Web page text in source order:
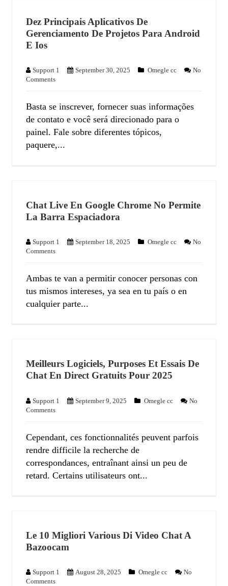
Dez Principais Aplicativos De
Gerenciamento De Projetos Para Android
E Ios
Support 1 September 30, 2025 Omegle cc
No
Comments
Basta se inscrever, fornecer suas informações
de contato e você será direcionado para o
painel. Fale sobre diferentes tópicos,
paquere,...
Chat Live En Google Chrome No Permite
La Barra Espaciadora
Support 1 September 18, 2025 Omegle cc
No
Comments
Ambas te van a permitir conocer personas con
tus mismos intereses, ya sea en tu país o en
cualquier parte...
Meilleurs Logiciels, Purposes Et Essais De
Chat En Direct Gratuits Pour 2025
Support 1 September 9, 2025 Omegle cc
No
Comments
Cependant, ces fonctionnalités peuvent parfois
rendre difficile la recherche de
correspondances, entraînant ainsi un peu de
retard. Certains utilisateurs ont...
Le 10 Migliori Various Di Video Chat A
Bazoocam
Support 1 August 28, 2025 Omegle cc
No
Comments